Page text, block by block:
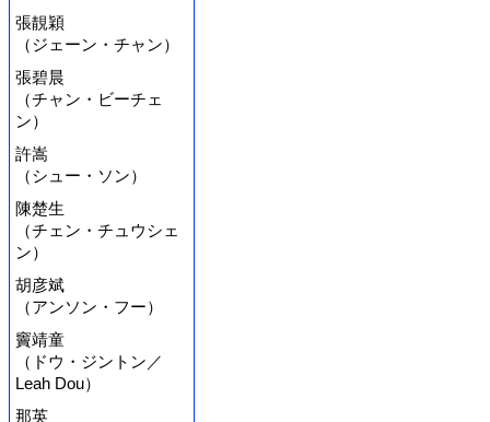
張靚穎
（ジェーン・チャン）
張碧晨
（チャン・ビーチェ
ン）
許嵩
（シュー・ソン）
陳楚生
（チェン・チュウシェ
ン）
胡彦斌
（アンソン・フー）
竇靖童
（ドウ・ジントン／
Leah Dou）
那英